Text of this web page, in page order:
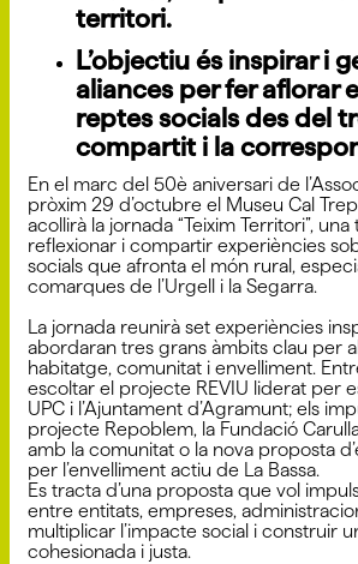
territori.
L’objectiu és inspirar i
aliances per fer aflorar
reptes socials des del
compartit i la
En el marc del 50è aniversari de
pròxim 29 d’octubre el Museu Cal
acollirà la jornada “Teixim Territori”,
reflexionar i compartir experiències
socials que afronta el món rural,
comarques de l’Urgell i la Segarra.
La jornada reunirà set experiències
abordaran tres grans àmbits clau per
habitatge, comunitat i envelliment.
escoltar el projecte REVIU liderat per
UPC i l’Ajuntament d’Agramunt; els
projecte Repoblem, la Fundació
amb la comunitat o la nova proposta
per l’envelliment actiu de La Bassa.
Es tracta d’una proposta que vol
entre entitats, empreses,
multiplicar l’impacte social i construir
cohesionada i justa.